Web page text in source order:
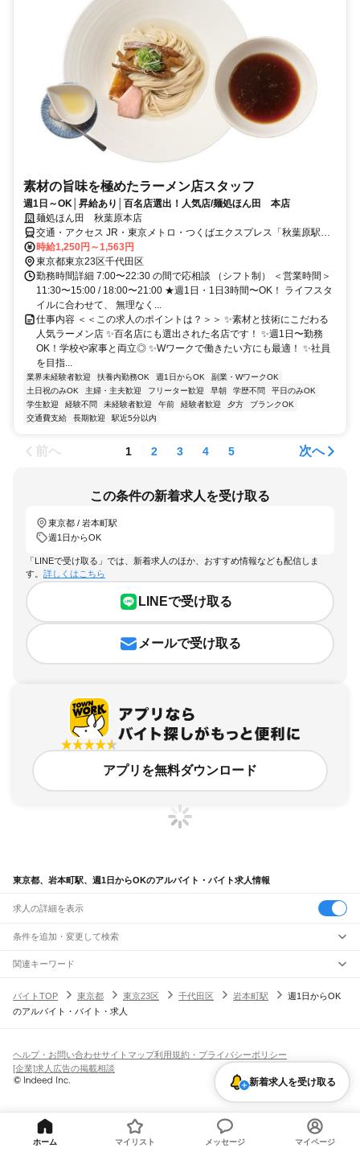
素材の旨味を極めたラーメン店スタッフ
週1日～OK│昇給あり│百名店選出！人気店/麺処ほん田 本店
麺処ほん田 秋葉原本店
交通・アクセス JR・東京メトロ・つくばエクスプレス「秋葉原駅」
中央改札口より徒歩1分
時給1,250円～1,563円
東京都東京23区千代田区
勤務時間詳細 7:00〜22:30 の間で応相談 （シフト制） ＜営業時間＞
11:30〜15:00 / 18:00〜21:00 ★週1日・1日3時間〜OK！ ライフスタ
イルに合わせて、 無理なく...
仕事内容 ＜＜この求人のポイントは？＞＞ ✨素材と技術にこだわる
人気ラーメン店 ✨百名店にも選出された名店です！ ✨週1日〜勤務
OK！学校や家事と両立◎ ✨Wワークで働きたい方にも最適！ ✨社員
を目指...
業界未経験者歓迎 扶養内勤務OK 週1日からOK
副業・WワークOK
土日祝のみOK
主婦・主夫歓迎 フリーター歓迎 早朝 学歴不問
平日のみOK
学生歓迎
経験不問 未経験者歓迎 午前 経験者歓迎 夕方
ブランクOK
交通費支給
長期歓迎 駅近5分以内
前へ 1 2 3 4 5 次へ
この条件の新着求人を受け取る
東京都 / 岩本町駅
週1日からOK
「LINEで受け取る」では、新着求人のほか、おすすめ情報なども配信しま
す。 詳しくはこちら
LINEで受け取る
メールで受け取る
アプリを無料ダウンロード
東京都、岩本町駅、週1日からOKのアルバイト・バイト求人情報
求人の詳細を表示
条件を追加・変更して検索
市区町村を追加・変更
東京都すべて
東京23区 すべて
江戸川区
八王子市立川市武蔵野市 昭島市
小平市日野市 狛江市東大和市清瀬市
あきる野市西東京市大島町利島村
駅を追加・変更
JR山手線
大崎駅五反田駅目黒駅恵比寿駅 代々木駅
高田馬場駅
西日暮里駅日暮里駅鶯谷駅
新橋駅
JR南武線
矢野口駅
南多摩駅府中本町駅 分倍河原駅西府駅 矢川駅 西国立駅
職種を追加・変更
飲食・フードサービスすべて
ホールスタッフキッチンスタッフ 精肉・鮮魚加工給食調理
パン屋（ベーカリー）
バー（BAR）・バーテンダー
飲食店（店長・マネージャー）
営業・販売
営業テレフォンアポインター（テレアポ） ルートセールス
フードカウンター販売員アパレル 家電量販店・携帯販売（携帯ショップ）
人気
日払いOK高校生歓迎 髪型・髪色自由ひげOK ネイルOK
留学生・外国人活躍中
短期単発・1日OK
期間限定（春夏冬休み等）
シフト
土日祝のみOK
平日のみOK 週1日からOK 週2・3日からOK 週4日以上OK
雇用形態を追加・変更
契約社員
派遣社員
業務委託
関連キーワード
バイトTOP
東京都 東京23区 千代田区 岩本町駅
週1日からOK
のアルバイト・バイト・求人
新着求人を受け取る
ヘルプ・お問い合わせサイトマップ利用規約・プライバシーポリシー
[企業]求人広告の掲載相談
ホーム マイリスト メッセージ マイページ